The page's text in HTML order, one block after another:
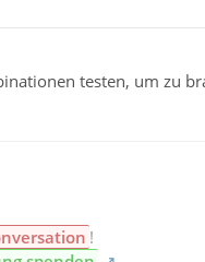
testen, um zu
!